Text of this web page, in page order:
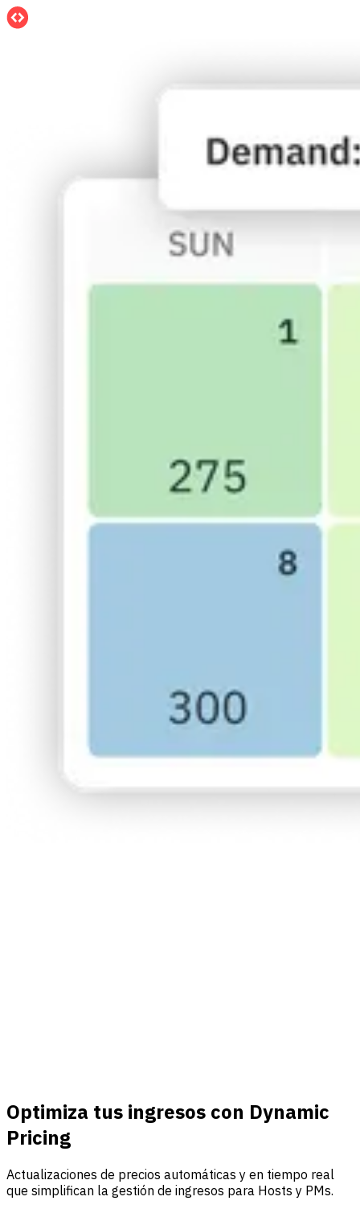
Optimiza tus ingresos con Dynamic
Pricing
Actualizaciones de precios automáticas y en tiempo real
que simplifican la gestión de ingresos para Hosts y PMs.